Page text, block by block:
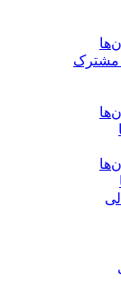
مشترک